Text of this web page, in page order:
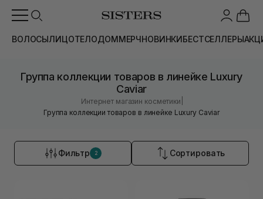
ВОЛОСЫЛИЦОТЕЛОДОММЕРЧНОВИНКИБЕСТСЕЛЛЕРЫ
Группа коллекции товаров в линейке Luxury
Caviar
Интернет магазин косметики
Группа коллекции товаров в линейке Luxury Caviar
Фильтр 2 Сортировать